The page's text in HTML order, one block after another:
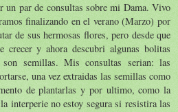
un par de consultas sobre mi Dama. Vivo
finalizando en el verano (Marzo) por
de sus hermosas flores, pero desde que
crecer y ahora descubri algunas bolitas
son semillas. Mis consultas serian: las
una vez extraidas las semillas como
de plantarlas y por ultimo, como la
interperie no estoy segura si resistira las